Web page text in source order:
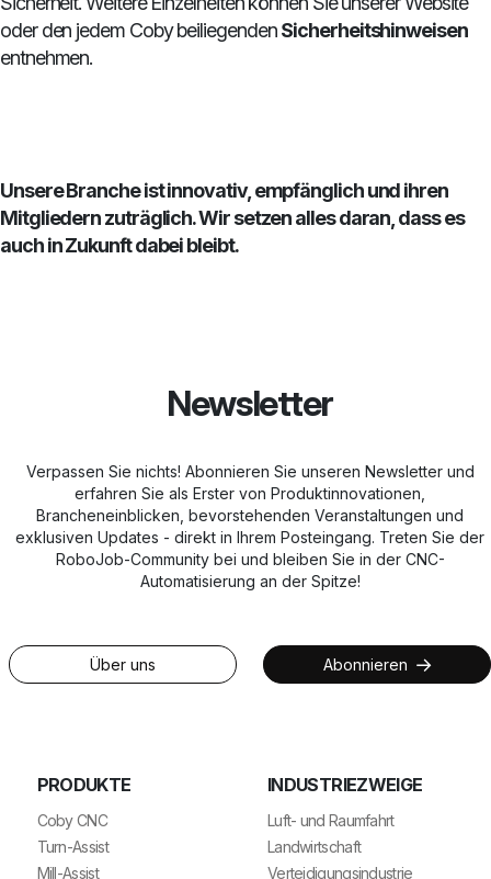
oder den jedem Coby beiliegendenSicherheitshinweisen
entnehmen.
Unsere Branche ist innovativ, empfänglich und ihren
Mitgliedern zuträglich. Wir setzen alles daran, dass es
auch in Zukunft dabei bleibt.
Newsletter
Verpassen Sie nichts! Abonnieren Sie unseren Newsletter und
erfahren Sie als Erster von Produktinnovationen,
Brancheneinblicken, bevorstehenden Veranstaltungen und
exklusiven Updates - direkt in Ihrem Posteingang. Treten Sie der
RoboJob-Community bei und bleiben Sie in der CNC-
Automatisierung an der Spitze!
Über uns Abonnieren
PRODUKTE
Coby CNC
Turn-Assist
Mill-Assist
INDUSTRIEZWEIGE
Luft- und Raumfahrt
Landwirtschaft
Verteidigungsindustrie